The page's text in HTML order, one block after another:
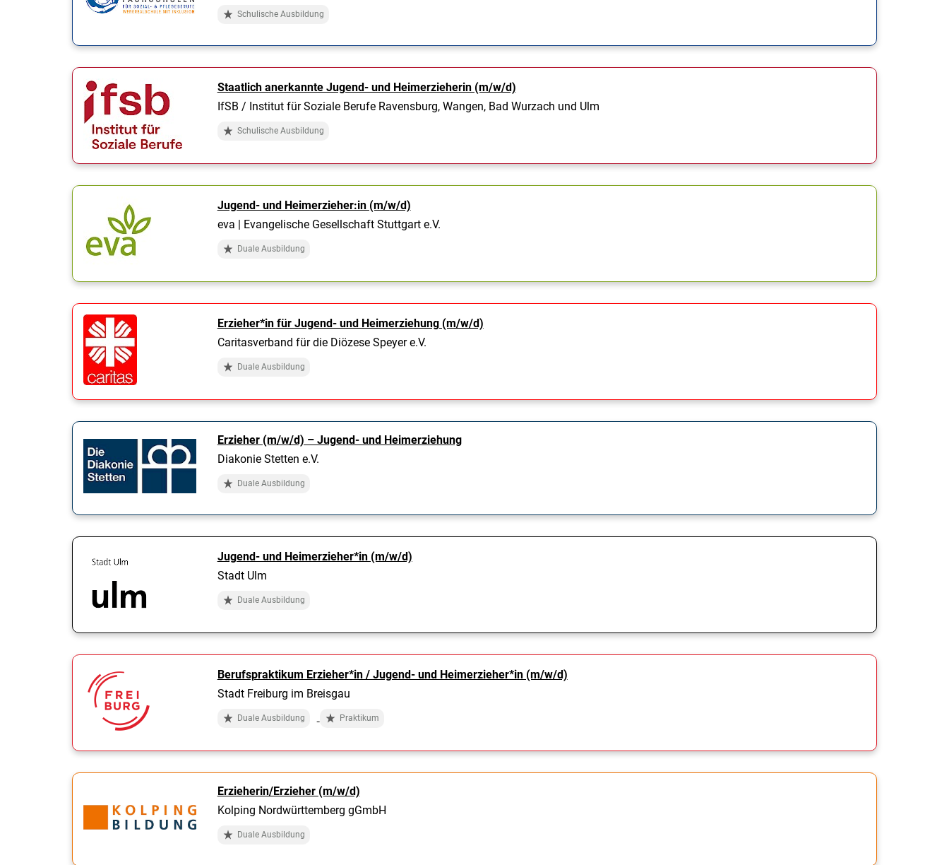
Schulische Ausbildung
Staatlich anerkannte Jugend- und Heimerzieherin (m/w/d)
IfSB / Institut für Soziale Berufe Ravensburg, Wangen, Bad Wurzach und Ulm
Schulische Ausbildung
Jugend- und Heimerzieher:in (m/w/d)
eva | Evangelische Gesellschaft Stuttgart e.V.
Duale Ausbildung
Erzieher*in für Jugend- und Heimerziehung (m/w/d)
Caritasverband für die Diözese Speyer e.V.
Duale Ausbildung
Erzieher (m/w/d) – Jugend- und Heimerziehung
Diakonie Stetten e.V.
Duale Ausbildung
Jugend- und Heimerzieher*in (m/w/d)
Stadt Ulm
Duale Ausbildung
Berufspraktikum Erzieher*in / Jugend- und Heimerzieher*in (m/w/d)
Stadt Freiburg im Breisgau
Duale Ausbildung Praktikum
Erzieherin/Erzieher (m/w/d)
Kolping Nordwürttemberg gGmbH
Duale Ausbildung